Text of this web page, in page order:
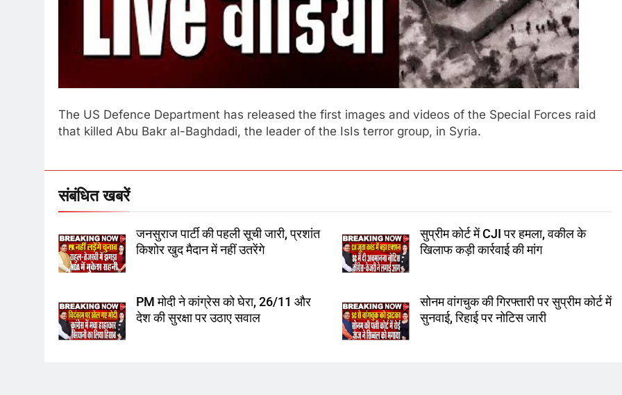
The US Defence Department has released the first images and videos of the Special Forces raid
that killed Abu Bakr al-Baghdadi, the leader of the IsIs terror group, in Syria.
संबंधित खबरें
जनसुराज पार्टी की पहली सूची जारी, प्रशांत
किशोर खुद मैदान में नहीं उतरेंगे
सुप्रीम कोर्ट में CJI पर हमला, वकील के
खिलाफ कड़ी कार्रवाई की मांग
PM मोदी ने कांग्रेस को घेरा, 26/11 और
देश की सुरक्षा पर उठाए सवाल
सोनम वांगचुक की गिरफ्तारी पर सुप्रीम कोर्ट में
सुनवाई, रिहाई पर नोटिस जारी